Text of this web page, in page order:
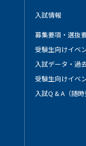
入試情報
募集要項・選抜
受験生向けイベ
入試データ・過
受験生向けイベ
入試Q & A（随時